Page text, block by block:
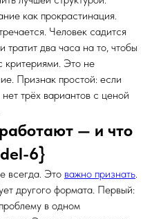
как прокрастинация.
Человек садится
два часа на то, чтобы
критериями. Это не
Признак простой: если
трёх вариантов с ценой
— и что
6}
всегда. Это важно признать.
другого формата. Первый:
в одном